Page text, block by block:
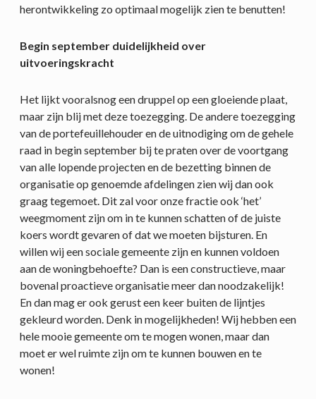
herontwikkeling zo optimaal mogelijk zien te benutten!
Begin september duidelijkheid over
uitvoeringskracht
Het lijkt vooralsnog een druppel op een gloeiende plaat,
maar zijn blij met deze toezegging. De andere toezegging
van de portefeuillehouder en de uitnodiging om de gehele
raad in begin september bij te praten over de voortgang
van alle lopende projecten en de bezetting binnen de
organisatie op genoemde afdelingen zien wij dan ook
graag tegemoet. Dit zal voor onze fractie ook ‘het’
weegmoment zijn om in te kunnen schatten of de juiste
koers wordt gevaren of dat we moeten bijsturen. En
willen wij een sociale gemeente zijn en kunnen voldoen
aan de woningbehoefte? Dan is een constructieve, maar
bovenal proactieve organisatie meer dan noodzakelijk!
En dan mag er ook gerust een keer buiten de lijntjes
gekleurd worden. Denk in mogelijkheden! Wij hebben een
hele mooie gemeente om te mogen wonen, maar dan
moet er wel ruimte zijn om te kunnen bouwen en te
wonen!